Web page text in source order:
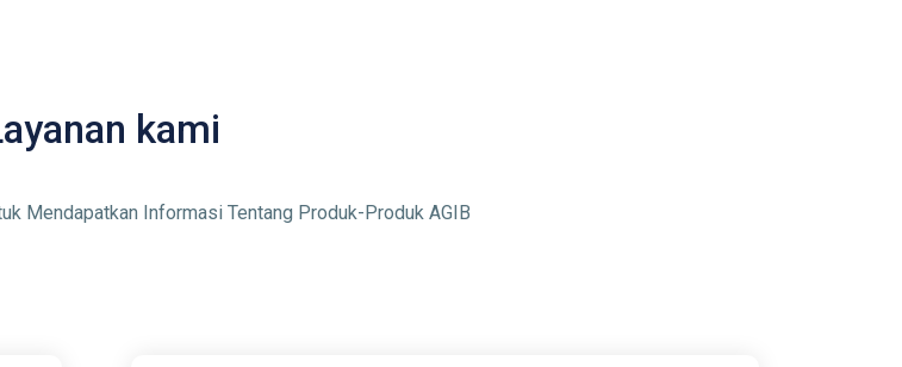
kami
Mendapatkan Informasi Tentang Produk-Produk AGIB